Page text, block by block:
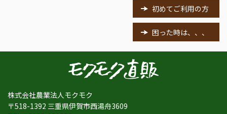
初めてご利用の方
困った時は、、、
株式会社農業法人モクモク
〒518-1392 三重県伊賀市西湯舟3609